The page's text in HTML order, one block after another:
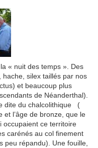
« nuit des temps ». Des
silex taillés par nos
et beaucoup plus
de Néanderthal).
dite du chalcolithique (
et l’âge de bronze, que le
occupaient ce territoire
carénés au col finement
peu répandu). Une fouille,